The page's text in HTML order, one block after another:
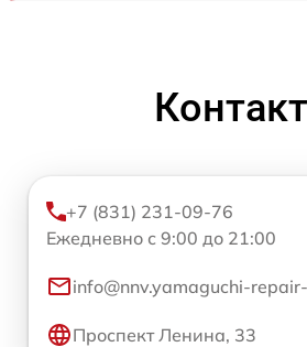
+7 (831) 231-09-76
Ежедневно с 9:00 до 21:00
info@nnv.yamaguchi-
Проспект Ленина, 33